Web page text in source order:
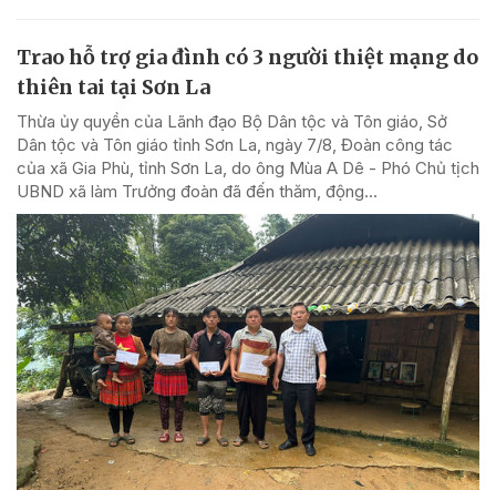
Trao hỗ trợ gia đình có 3 người thiệt mạng do
thiên tai tại Sơn La
Thừa ủy quyền của Lãnh đạo Bộ Dân tộc và Tôn giáo, Sở
Dân tộc và Tôn giáo tỉnh Sơn La, ngày 7/8, Đoàn công tác
của xã Gia Phù, tỉnh Sơn La, do ông Mùa A Dê - Phó Chủ tịch
UBND xã làm Trưởng đoàn đã đến thăm, động...